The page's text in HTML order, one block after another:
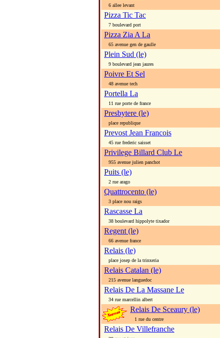
6 allee levant
Pizza Tic Tac
7 boulevard port
Pizza Zia A La
65 avenue gen de gaulle
Plein Sud (le)
9 boulevard jean jaures
Poivre Et Sel
48 avenue tech
Portella La
11 rue porte de france
Presbytere (le)
place republique
Prevost Jean Francois
45 rue frederic saisset
Privilege Billard Club Le
955 avenue julien panchot
Puits (le)
2 rue arago
Quattrocento (le)
3 place nou raigs
Rascasse La
38 boulevard hippolyte tixador
Regent (le)
66 avenue france
Relais (le)
place josep de la trinxeria
Relais Catalan (le)
215 avenue languedoc
Relais De La Massane Le
34 rue marcellin albert
Relais De Sceaury (le)
1 rue du centre
Relais De Villefranche